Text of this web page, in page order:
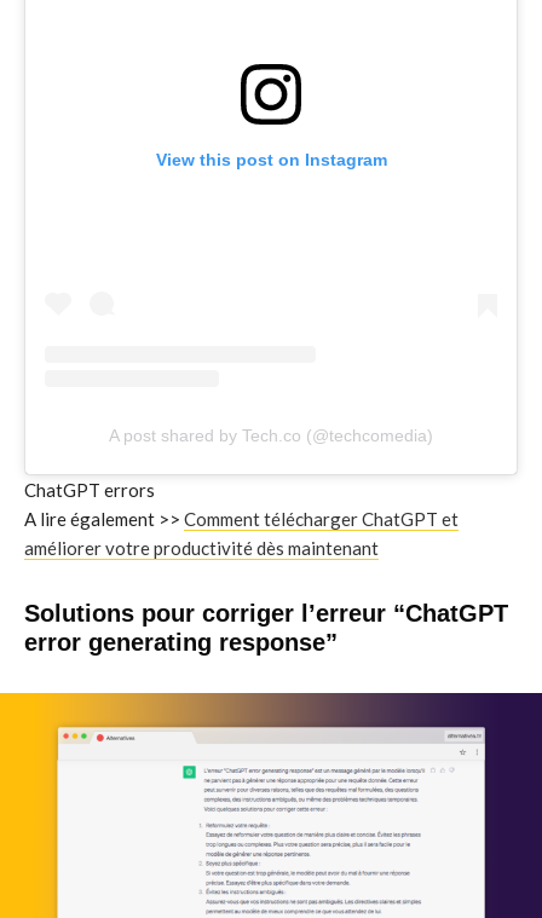
View this post on Instagram
A post shared by Tech.co (@techcomedia)
ChatGPT errors
A lire également >> Comment télécharger ChatGPT et
améliorer votre productivité dès maintenant
Solutions pour corriger l’erreur “ChatGPT
error generating response”